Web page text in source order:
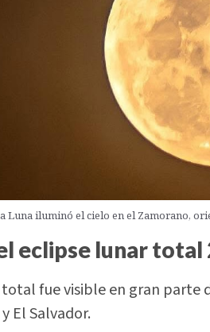
Luna iluminó el cielo en el Zamorano,
eclipse lunar total
fue visible en gran parte
El Salvador.